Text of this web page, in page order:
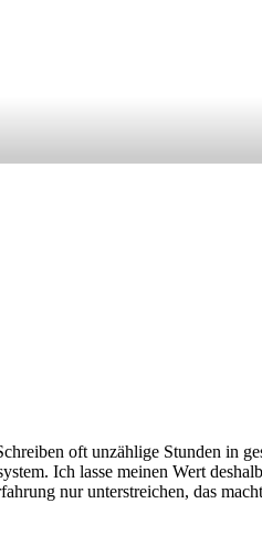
oft unzählige Stunden in
Ich lasse meinen Wert
nur unterstreichen, das